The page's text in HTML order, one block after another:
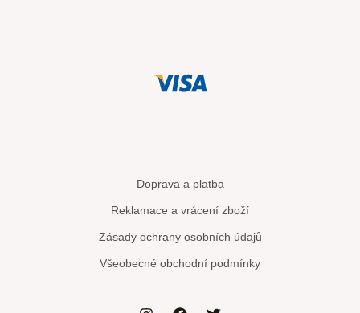
Doprava a platba
Reklamace a vrácení zboží
Zásady ochrany osobních údajů
Všeobecné obchodní podmínky